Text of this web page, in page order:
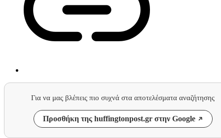
Για να μας βλέπεις πιο συχνά στα αποτελέσματα αναζήτησης
Προσθήκη της huffingtonpost.gr στην Google